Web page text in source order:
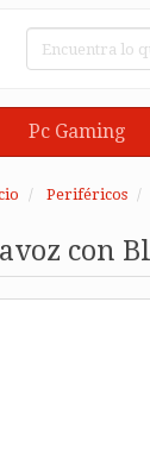
Pc Gaming
Periféricos
con